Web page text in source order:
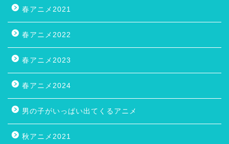
春アニメ2021
春アニメ2022
春アニメ2023
春アニメ2024
男の子がいっぱい出てくるアニメ
秋アニメ2021